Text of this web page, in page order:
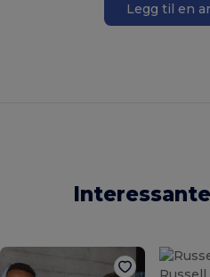
Legg til en